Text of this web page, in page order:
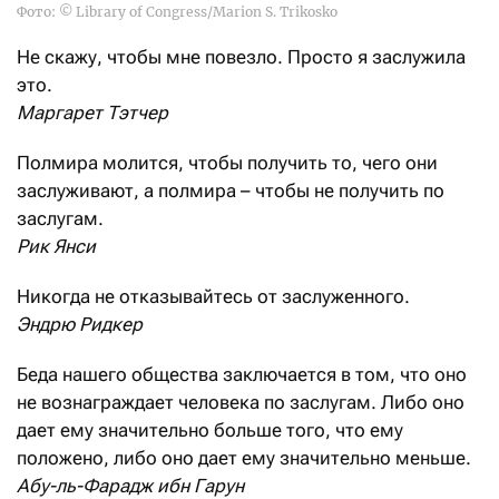
Фото: © Library of Congress/Marion S. Trikosko
Не скажу, чтобы мне повезло. Просто я заслужила
это.
Маргарет Тэтчер
Полмира молится, чтобы получить то, чего они
заслуживают, а полмира – чтобы не получить по
заслугам.
Рик Янси
Никогда не отказывайтесь от заслуженного.
Эндрю Ридкер
Беда нашего общества заключается в том, что оно
не вознаграждает человека по заслугам. Либо оно
дает ему значительно больше того, что ему
положено, либо оно дает ему значительно меньше.
Абу-ль-Фарадж ибн Гарун